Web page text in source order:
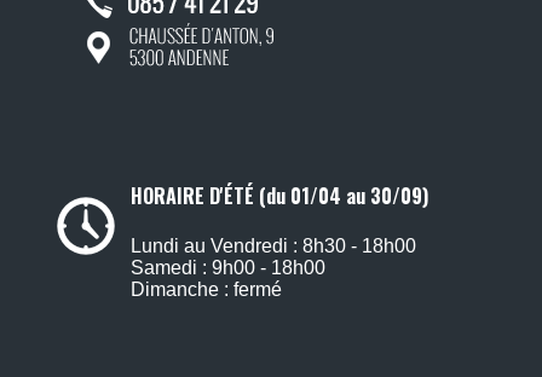
HORAIRE D'ÉTÉ (du 01/04 au 30/09)
Lundi au Vendredi : 8h30 - 18h00
Samedi : 9h00 - 18h00
Dimanche : fermé